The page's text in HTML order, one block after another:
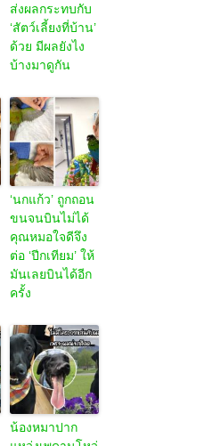
ส่งผลกระทบกับ
‘สัตว์เลี้ยงที่บ้าน’
ด้วย มีผลยังไง
บ้างมาดูกัน
‘นกแก้ว’ ถูกถอน
ขนจนบินไม่ได้
คุณหมอใจดีจึง
ต่อ ‘ปีกเทียม’ ให้
มันเลยบินได้อีก
ครั้ง
น้องหมาปาก